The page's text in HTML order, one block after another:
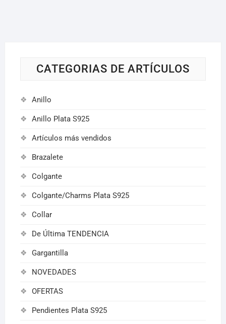
CATEGORIAS DE ARTÍCULOS
Anillo
Anillo Plata S925
Artículos más vendidos
Brazalete
Colgante
Colgante/Charms Plata S925
Collar
De Última TENDENCIA
Gargantilla
NOVEDADES
OFERTAS
Pendientes Plata S925